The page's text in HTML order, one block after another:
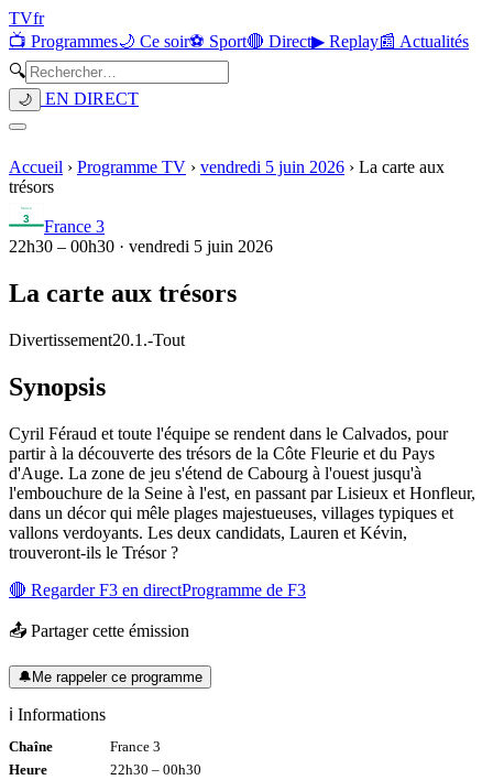
TVfr
📺 Programmes🌙 Ce soir⚽ Sport🔴 Direct▶ Replay📰 Actualités
🔍
🌙 EN DIRECT
Accueil › Programme TV › vendredi 5 juin 2026 › La carte aux
trésors
France 3
22h30 – 00h30 · vendredi 5 juin 2026
La carte aux trésors
Divertissement20.1.-Tout
Synopsis
Cyril Féraud et toute l'équipe se rendent dans le Calvados, pour
partir à la découverte des trésors de la Côte Fleurie et du Pays
d'Auge. La zone de jeu s'étend de Cabourg à l'ouest jusqu'à
l'embouchure de la Seine à l'est, en passant par Lisieux et Honfleur,
dans un décor qui mêle plages majestueuses, villages typiques et
vallons verdoyants. Les deux candidats, Lauren et Kévin,
trouveront-ils le Trésor ?
🔴 RegarderF3 en directProgramme de F3
📤 Partager cette émission
🔔Me rappeler ce programme
ℹ️ Informations
Chaîne
France 3
Heure
22h30 – 00h30